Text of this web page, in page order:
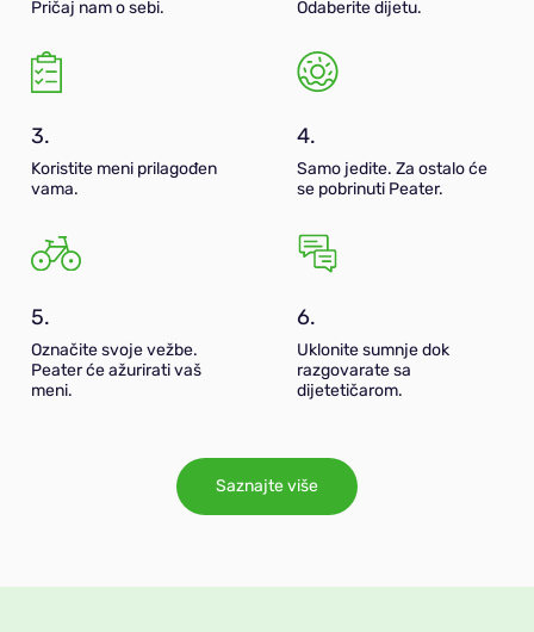
Pričaj nam o sebi. Odaberite dijetu.
3.
Koristite meni prilagođen
vama.
4.
Samo jedite. Za ostalo će
se pobrinuti Peater.
5.
Označite svoje vežbe.
Peater će ažurirati vaš
meni.
6.
Uklonite sumnje dok
razgovarate sa
dijetetičarom.
Saznajte više